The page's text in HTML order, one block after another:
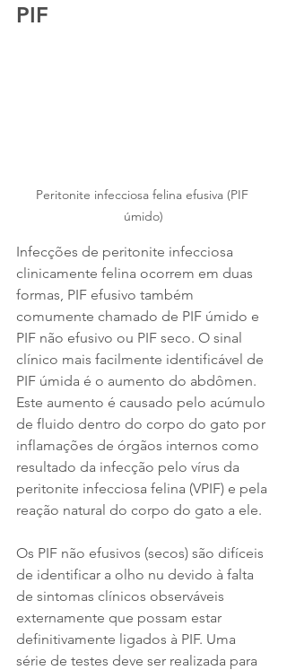
PIF
Peritonite infecciosa felina efusiva (PIF
úmido)
Infecções de peritonite infecciosa
clinicamente felina ocorrem em duas
formas, PIF efusivo também
comumente chamado de PIF úmido e
PIF não efusivo ou PIF seco. O sinal
clínico mais facilmente identificável de
PIF úmida é o aumento do abdômen.
Este aumento é causado pelo acúmulo
de fluido dentro do corpo do gato por
inflamações de órgãos internos como
resultado da infecção pelo vírus da
peritonite infecciosa felina (VPIF) e pela
reação natural do corpo do gato a ele.
Os PIF não efusivos (secos) são difíceis
de identificar a olho nu devido à falta
de sintomas clínicos observáveis
externamente que possam estar
definitivamente ligados à PIF. Uma
série de testes deve ser realizada para